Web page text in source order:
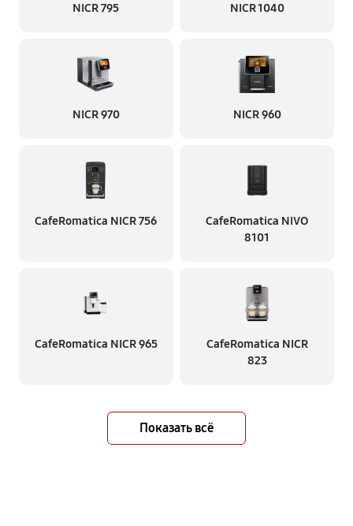
NICR 795 NICR 1040
NICR 970 NICR 960
CafeRomatica NICR 756
CafeRomatica NIVO
8101
CafeRomatica NICR 965
CafeRomatica NICR
823
Показать всё